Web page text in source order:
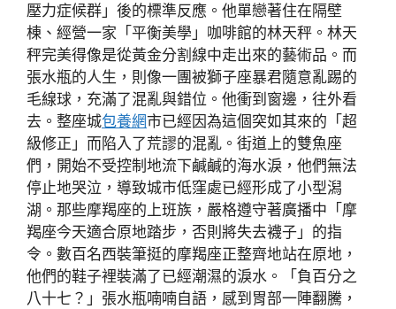
壓力症候群」後的標準反應。他單戀著住在隔壁
棟、經營一家「平衡美學」咖啡館的林天秤。林天
秤完美得像是從黃金分割線中走出來的藝術品。而
張水瓶的人生，則像一團被獅子座暴君隨意亂踢的
毛線球，充滿了混亂與錯位。他衝到窗邊，往外看
去。整座城包養網市已經因為這個突如其來的「超
級修正」而陷入了荒謬的混亂。街道上的雙魚座
們，開始不受控制地流下鹹鹹的海水淚，他們無法
停止地哭泣，導致城市低窪處已經形成了小型潟
湖。那些摩羯座的上班族，嚴格遵守著廣播中「摩
羯座今天適合原地踏步，否則將失去襪子」的指
令。數百名西裝筆挺的摩羯座正整齊地站在原地，
他們的鞋子裡裝滿了已經潮濕的淚水。「負百分之
八十七？」張水瓶喃喃自語，感到胃部一陣翻騰，